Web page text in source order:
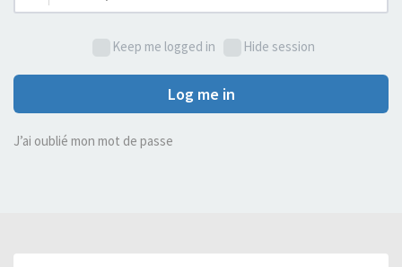
de
Keep me logged in
Hide session
Log me in
J’ai oublié mon mot de passe